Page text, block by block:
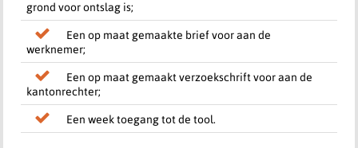
grond voor ontslag is;
Een op maat gemaakte brief voor aan de
werknemer;
Een op maat gemaakt verzoekschrift voor aan de
kantonrechter;
Een week toegang tot de tool.